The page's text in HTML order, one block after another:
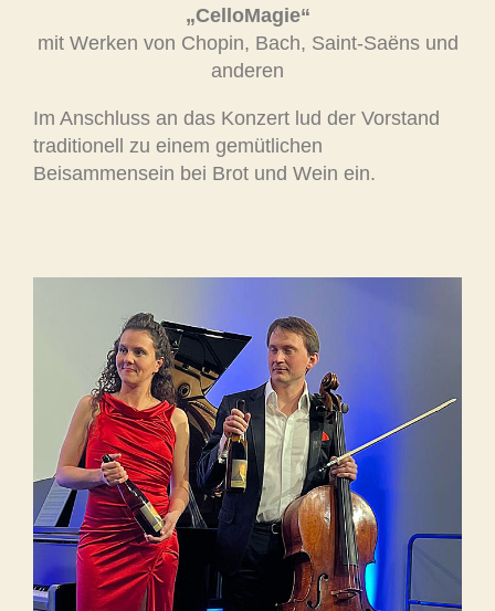
„CelloMagie“
mit Werken von Chopin, Bach, Saint-Saëns und
anderen
Im Anschluss an das Konzert lud der Vorstand
traditionell zu einem gemütlichen
Beisammensein bei Brot und Wein ein.